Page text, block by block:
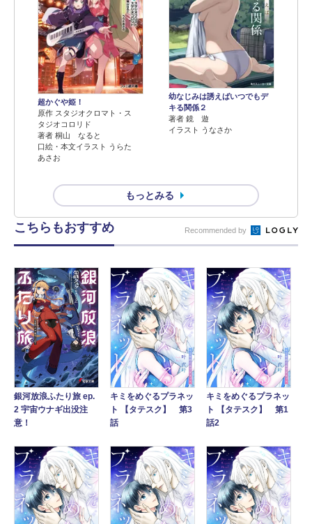
超かぐや姫！
原作 スタジオクロマト・ス
タジオコロリド
著者 桐山 なると
口絵・本文イラスト うらた
あさお
幼なじみは誘えばいつでもデ
キる関係２
著者 鏡 遊
イラスト うなさか
もっとみる
こちらもおすすめ Recommended by
銀河放浪ふたり旅 ep.
2 宇宙ウナギ出没注
意！
キミをめぐるプラネッ
ト 【タテスク】 第3
話
キミをめぐるプラネッ
ト 【タテスク】 第1
話2